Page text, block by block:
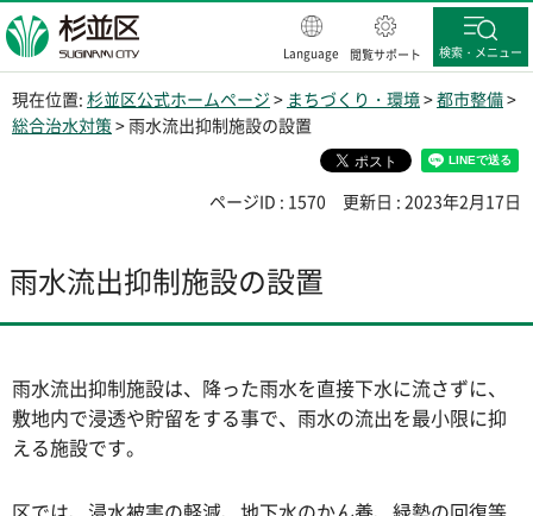
杉並区
Language 閲覧サポート 検索・メニュー
現在位置: 杉並区公式ホームページ > まちづくり・環境>都市整備>
総合治水対策 > 雨水流出抑制施設の設置
ページID : 1570 更新日 : 2023年2月17日
雨水流出抑制施設の設置
雨水流出抑制施設は、降った雨水を直接下水に流さずに、
敷地内で浸透や貯留をする事で、雨水の流出を最小限に抑
える施設です。